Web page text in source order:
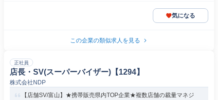
気になる
この企業の類似求人を見る
正社員
店長・SV(スーパーバイザー)【1294】
株式会社NDP
【店舗SV/富山】★携帯販売県内TOP企業★複数店舗の裁量マネジ